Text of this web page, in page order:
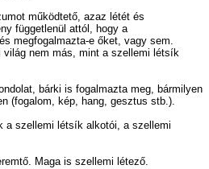
működtető, azaz létét és
függetlenül attól, hogy a
megfogalmazta-e őket, vagy sem.
világ nem más, mint a szellemi létsík
bárki is fogalmazta meg, bármilyen
(fogalom, kép, hang, gesztus stb.).
a szellemi létsík alkotói, a szellemi
Maga is szellemi létező.